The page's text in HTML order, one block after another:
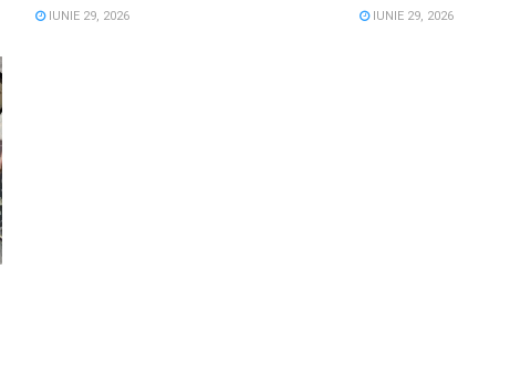
IUNIE 29, 2026 IUNIE 29, 2026